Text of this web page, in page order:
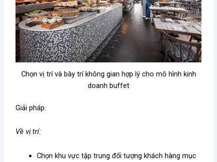
Chọn vị trí và bày trí không gian hợp lý cho mô hình kinh
doanh buffet
Giải pháp:
Về vị trí:
Chọn khu vực tập trung đối tượng khách hàng mục